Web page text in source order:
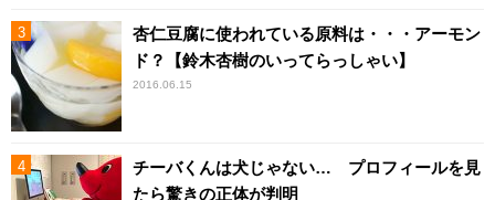
杏仁豆腐に使われている原料は・・・アーモン
ド？【鈴木杏樹のいってらっしゃい】
2016.06.15
チーバくんは犬じゃない… プロフィールを見
たら驚きの正体が判明